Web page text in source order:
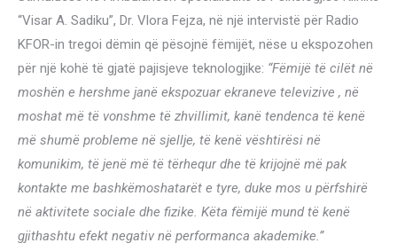
“Visar A. Sadiku”, Dr. Vlora Fejza, në një intervistë për Radio
KFOR-in tregoi dëmin që pësojnë fëmijët, nëse u ekspozohen
për një kohë të gjatë pajisjeve teknologjike: “Fëmijë të cilët në
moshën e hershme janë ekspozuar ekraneve televizive , në
moshat më të vonshme të zhvillimit, kanë tendenca të kenë
më shumë probleme në sjellje, të kenë vështirësi në
komunikim, të jenë më të tërhequr dhe të krijojnë më pak
kontakte me bashkëmoshatarët e tyre, duke mos u përfshirë
në aktivitete sociale dhe fizike. Këta fëmijë mund të kenë
gjithashtu efekt negativ në performanca akademike.”